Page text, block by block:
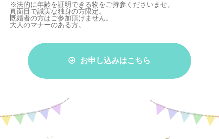
※法的に年齢を証明できる物をご持参くださいませ。
真面目で誠実な独身の方限定。
既婚者の方はご参加頂けません。
大人のマナーのある方。
お申し込みはこちら